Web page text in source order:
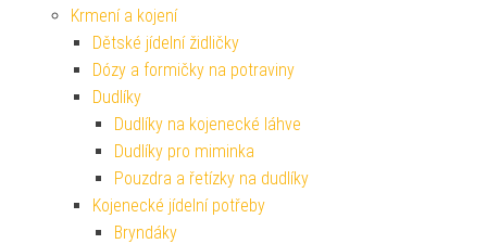
Krmení a kojení
Dětské jídelní židličky
Dózy a formičky na potraviny
Dudlíky
Dudlíky na kojenecké láhve
Dudlíky pro miminka
Pouzdra a řetízky na dudlíky
Kojenecké jídelní potřeby
Bryndáky